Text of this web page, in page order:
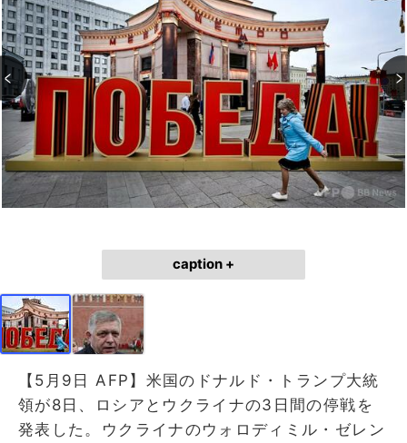
caption +
【5月9日 AFP】米国のドナルド・トランプ大統
領が8日、ロシアとウクライナの3日間の停戦を
発表した。ウクライナのウォロディミル・ゼレン